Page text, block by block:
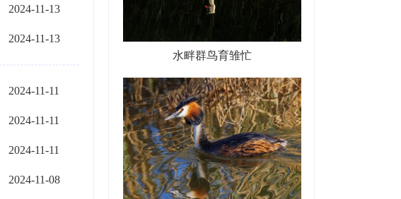
2024-11-13
2024-11-13
2024-11-11
2024-11-11
2024-11-11
2024-11-08
水畔群鸟育雏忙